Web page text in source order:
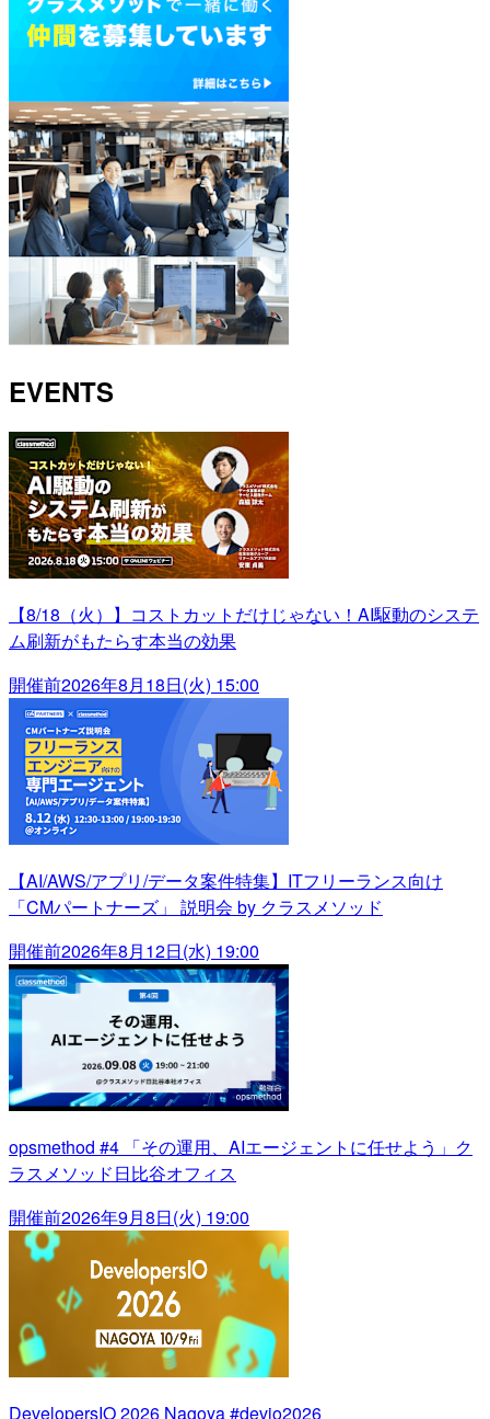
EVENTS
【8/18（火）】コストカットだけじゃない！AI駆動のシステ
ム刷新がもたらす本当の効果
開催前2026年8月18日(火) 15:00
【AI/AWS/アプリ/データ案件特集】ITフリーランス向け
「CMパートナーズ」 説明会 by クラスメソッド
開催前2026年8月12日(水) 19:00
opsmethod #4 「その運用、AIエージェントに任せよう」ク
ラスメソッド日比谷オフィス
開催前2026年9月8日(火) 19:00
DevelopersIO 2026 Nagoya #devio2026